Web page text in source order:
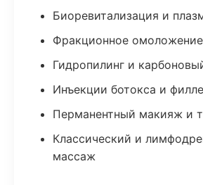
Биоревитализация и
Фракционное
Гидропилинг и
Инъекции ботокса и
Перманентный макияж и
Классический и
массаж